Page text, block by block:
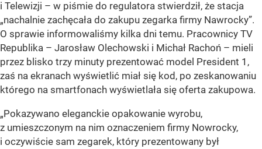
i Telewizji – w piśmie do regulatora stwierdził, że stacja
„nachalnie zachęcała do zakupu zegarka firmy Nawrocky”.
O sprawie informowaliśmy kilka dni temu. Pracownicy TV
Republika – Jarosław Olechowski i Michał Rachoń – mieli
przez blisko trzy minuty prezentować model President 1,
zaś na ekranach wyświetlić miał się kod, po zeskanowaniu
którego na smartfonach wyświetlała się oferta zakupowa.
„Pokazywano eleganckie opakowanie wyrobu,
z umieszczonym na nim oznaczeniem firmy Nowrocky,
i oczywiście sam zegarek, który prezentowany był